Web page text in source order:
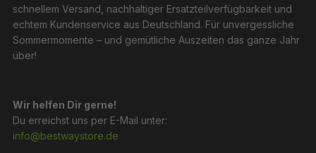
schnellem Versand, nachhaltiger Ersatzteilverfügbarkeit und
echtem Kundenservice aus Deutschland. Für unvergessliche
Sommermomente – und gemütliche Auszeiten das ganze Jahr
über!
Wir helfen Dir gerne!
Du erreichst uns per E-Mail unter:
info@bestwaystore.de